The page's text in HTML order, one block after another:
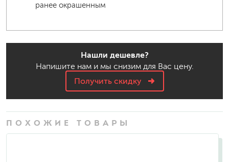
ранее окрашенным
Нашли дешевле?
Напишите нам и мы снизим для Вас цену.
Получить скидку
ПОХОЖИЕ ТОВАРЫ